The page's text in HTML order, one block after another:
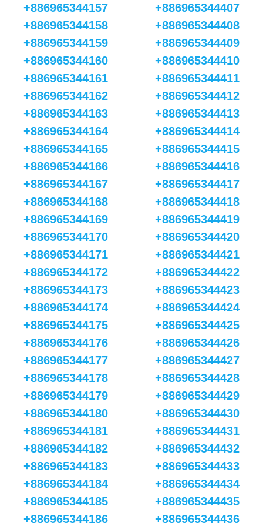
+886965344157
+886965344158
+886965344159
+886965344160
+886965344161
+886965344162
+886965344163
+886965344164
+886965344165
+886965344166
+886965344167
+886965344168
+886965344169
+886965344170
+886965344171
+886965344172
+886965344173
+886965344174
+886965344175
+886965344176
+886965344177
+886965344178
+886965344179
+886965344180
+886965344181
+886965344182
+886965344183
+886965344184
+886965344185
+886965344186
+886965344407
+886965344408
+886965344409
+886965344410
+886965344411
+886965344412
+886965344413
+886965344414
+886965344415
+886965344416
+886965344417
+886965344418
+886965344419
+886965344420
+886965344421
+886965344422
+886965344423
+886965344424
+886965344425
+886965344426
+886965344427
+886965344428
+886965344429
+886965344430
+886965344431
+886965344432
+886965344433
+886965344434
+886965344435
+886965344436